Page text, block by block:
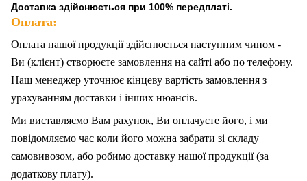
Доставка здійснюється при 100% передплаті.
Оплата:
Оплата нашої продукції здійснюється наступним чином -
Ви (клієнт) створюєте замовлення на сайті або по телефону.
Наш менеджер уточнює кінцеву вартість замовлення з
урахуванням доставки і інших нюансів.
Ми виставляємо Вам рахунок, Ви оплачуєте його, і ми
повідомляємо час коли його можна забрати зі складу
самовивозом, або робимо доставку нашої продукції (за
додаткову плату).